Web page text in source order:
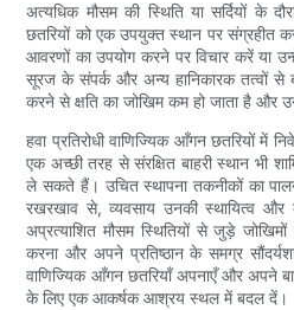
अत्यधिक मौसम की स्थिति या सर्दियों के
छतरियों को एक उपयुक्त स्थान पर संग्रहीत
आवरणों का उपयोग करने पर विचार करें या
सूरज के संपर्क और अन्य हानिकारक तत्वों से
करने से क्षति का जोखिम कम हो जाता है और
हवा प्रतिरोधी वाणिज्यिक आँगन छतरियों
एक अच्छी तरह से संरक्षित बाहरी स्थान भी
ले सकते हैं। उचित स्थापना तकनीकों का
रखरखाव से, व्यवसाय उनकी स्थायित्व और
अप्रत्याशित मौसम स्थितियों से जुड़े
करना और अपने प्रतिष्ठान के समग्र
वाणिज्यिक आँगन छतरियाँ अपनाएँ और अपने
के लिए एक आकर्षक आश्रय स्थल में बदल दें।